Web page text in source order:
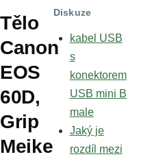
navigace
Tělo
Canon
EOS
60D,
Grip
Meike
Diskuze
kabel USB
s
konektorem
USB mini B
male
Jaký je
rozdíl mezi